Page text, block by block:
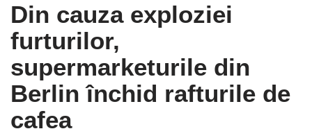
Din cauza exploziei
furturilor,
supermarketurile din
Berlin închid rafturile de
cafea